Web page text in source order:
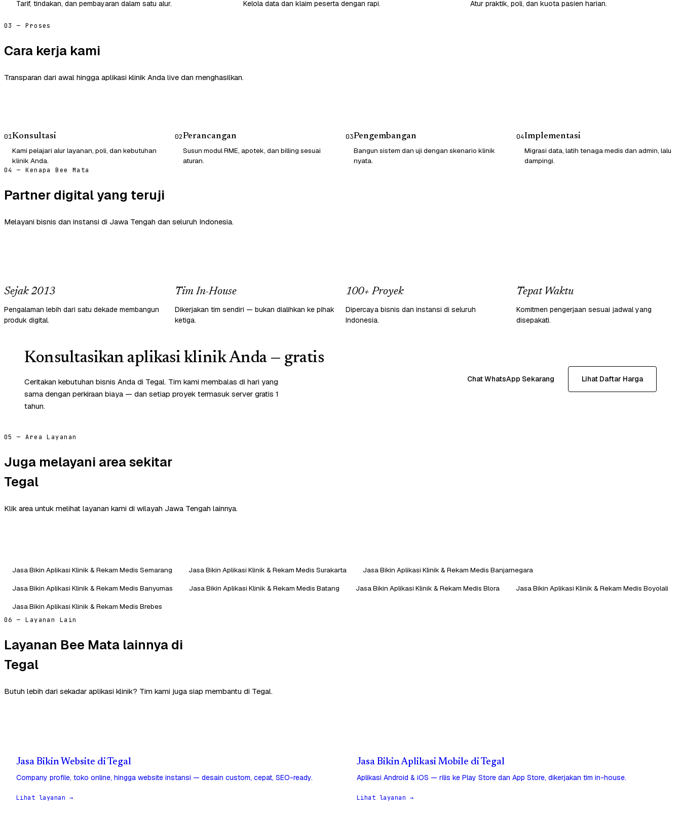
Tarif, tindakan, dan pembayaran dalam satu alur. Kelola data dan klaim peserta dengan rapi. Atur praktik, poli, dan kuota pasien harian.
03 — Proses
Cara kerja kami
Transparan dari awal hingga aplikasi klinik Anda live dan menghasilkan.
01Konsultasi
Kami pelajari alur layanan, poli, dan kebutuhan
klinik Anda.
02Perancangan
Susun modul RME, apotek, dan billing sesuai
aturan.
03Pengembangan
Bangun sistem dan uji dengan skenario klinik
nyata.
04Implementasi
Migrasi data, latih tenaga medis dan admin, lalu
dampingi.
04 — Kenapa Bee Mata
Partner digital yang teruji
Melayani bisnis dan instansi di Jawa Tengah dan seluruh Indonesia.
Sejak 2013
Pengalaman lebih dari satu dekade membangun
produk digital.
Tim In-House
Dikerjakan tim sendiri — bukan dialihkan ke pihak
ketiga.
100+ Proyek
Dipercaya bisnis dan instansi di seluruh
Indonesia.
Tepat Waktu
Komitmen pengerjaan sesuai jadwal yang
disepakati.
Konsultasikan aplikasi klinik Anda — gratis
Ceritakan kebutuhan bisnis Anda di Tegal. Tim kami membalas di hari yang
sama dengan perkiraan biaya — dan setiap proyek termasuk server gratis 1
tahun.
Chat WhatsApp Sekarang Lihat Daftar Harga
05 — Area Layanan
Juga melayani area sekitar
Tegal
Klik area untuk melihat layanan kami di wilayah Jawa Tengah lainnya.
Jasa Bikin Aplikasi Klinik & Rekam Medis Semarang Jasa Bikin Aplikasi Klinik & Rekam Medis Surakarta
Jasa Bikin Aplikasi Klinik & Rekam Medis Banjarnegara
Jasa Bikin Aplikasi Klinik & Rekam Medis Banyumas
Jasa Bikin Aplikasi Klinik & Rekam Medis Batang Jasa Bikin Aplikasi Klinik & Rekam Medis Blora
Jasa Bikin Aplikasi Klinik & Rekam Medis Boyolali
Jasa Bikin Aplikasi Klinik & Rekam Medis Brebes
06 — Layanan Lain
Layanan Bee Mata lainnya di
Tegal
Butuh lebih dari sekadar aplikasi klinik? Tim kami juga siap membantu di Tegal.
Jasa Bikin Website di Tegal
Company profile, toko online, hingga website instansi — desain custom, cepat, SEO-ready.
Lihat layanan →
Jasa Bikin Aplikasi Mobile di Tegal
Aplikasi Android & iOS — rilis ke Play Store dan App Store, dikerjakan tim in-house.
Lihat layanan →